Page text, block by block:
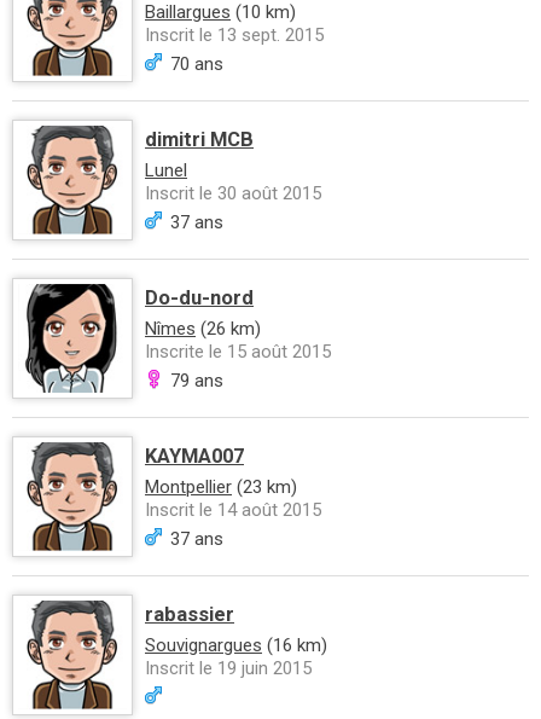
Baillargues (10 km)
Inscrit le 13 sept. 2015
70 ans
dimitri MCB
Lunel
Inscrit le 30 août 2015
37 ans
Do-du-nord
Nîmes (26 km)
Inscrite le 15 août 2015
79 ans
KAYMA007
Montpellier (23 km)
Inscrit le 14 août 2015
37 ans
rabassier
Souvignargues (16 km)
Inscrit le 19 juin 2015